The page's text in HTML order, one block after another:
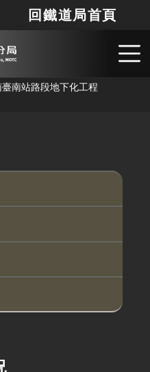
回鐵道局首頁
南站路段地下化工程